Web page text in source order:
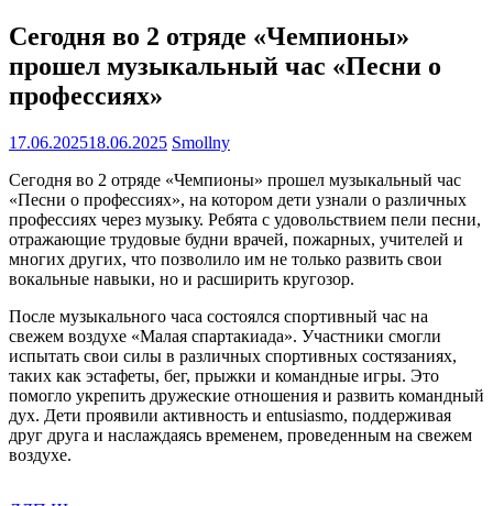
Сегодня во 2 отряде «Чемпионы»
прошел музыкальный час «Песни о
профессиях»
17.06.202518.06.2025 Smollny
Сегодня во 2 отряде «Чемпионы» прошел музыкальный час
«Песни о профессиях», на котором дети узнали о различных
профессиях через музыку. Ребята с удовольствием пели песни,
отражающие трудовые будни врачей, пожарных, учителей и
многих других, что позволило им не только развить свои
вокальные навыки, но и расширить кругозор.
После музыкального часа состоялся спортивный час на
свежем воздухе «Малая спартакиада». Участники смогли
испытать свои силы в различных спортивных состязаниях,
таких как эстафеты, бег, прыжки и командные игры. Это
помогло укрепить дружеские отношения и развить командный
дух. Дети проявили активность и entusiasmo, поддерживая
друг друга и наслаждаясь временем, проведенным на свежем
воздухе.